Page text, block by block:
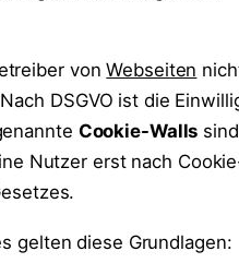
vonWebseiten
DSGVO ist die
Cookie-Walls
Nutzer erst nach
gelten diese Grundlagen: